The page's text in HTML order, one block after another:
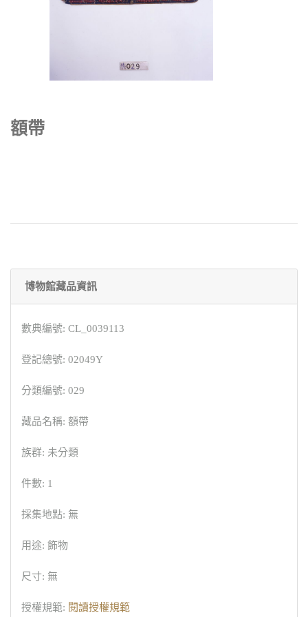
額帶
博物館藏品資訊
數典編號: CL_0039113
登記總號: 02049Y
分類編號: 029
藏品名稱: 額帶
族群: 未分類
件數: 1
採集地點: 無
用途: 飾物
尺寸: 無
授權規範: 閱讀授權規範